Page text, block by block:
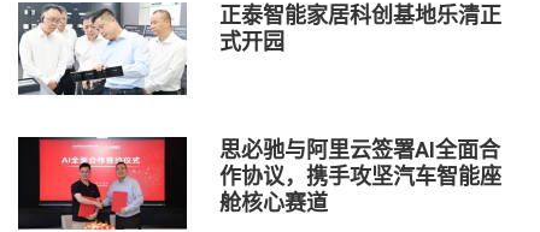
正泰智能家居科创基地乐清正
式开园
思必驰与阿里云签署AI全面合
作协议，携手攻坚汽车智能座
舱核心赛道